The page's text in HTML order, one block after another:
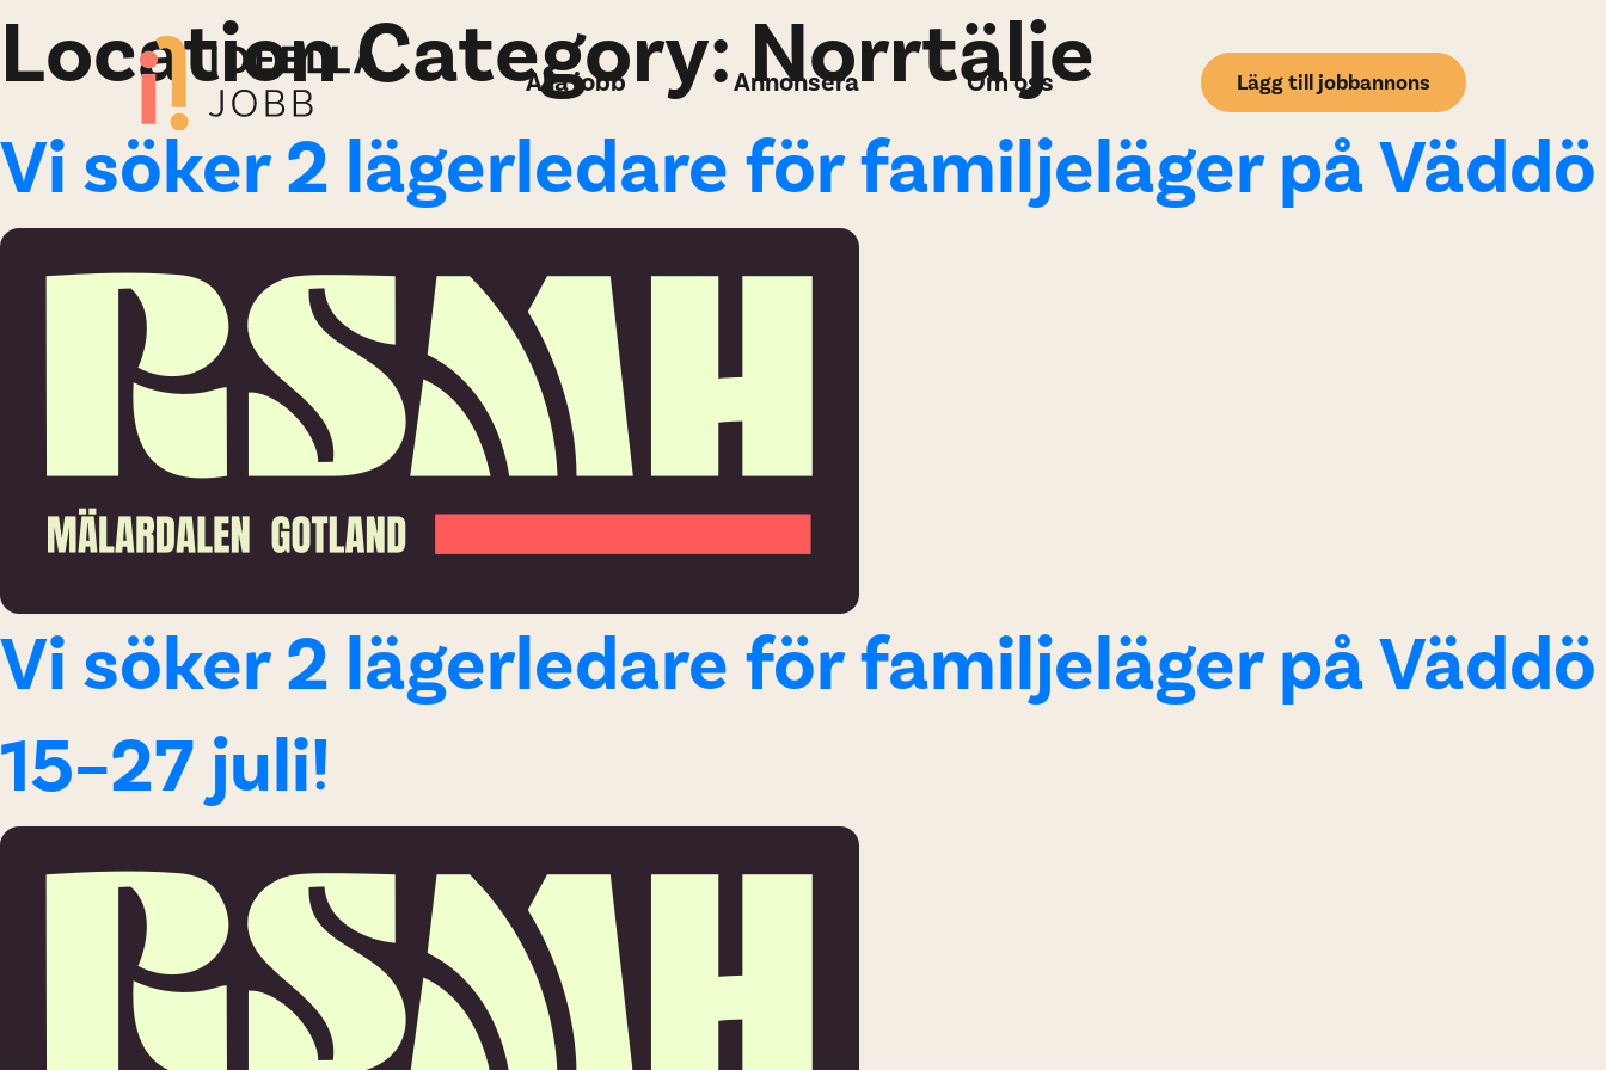
Alla jobb Annonsera Om oss Lägg till jobbannons
Location Category:Norrtälje
Vi söker 2 lägerledare för familjeläger på Väddö
Vi söker 2 lägerledare för familjeläger på Väddö
15–27 juli!